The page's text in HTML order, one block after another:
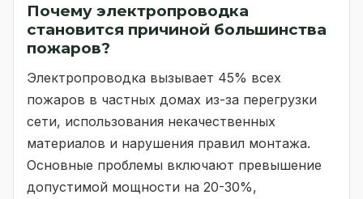
Почему электропроводка
становится причиной большинства
пожаров?
Электропроводка вызывает 45% всех
пожаров в частных домах из-за перегрузки
сети, использования некачественных
материалов и нарушения правил монтажа.
Основные проблемы включают превышение
допустимой мощности на 20-30%,